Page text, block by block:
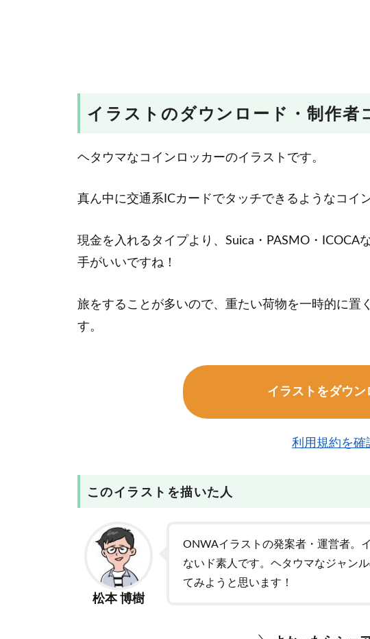
イラストのダウンロード・制作者
ヘタウマなコインロッカーのイラストです。
真ん中に交通系ICカードでタッチできるようなコイ
現金を入れるタイプより、Suica・PASMO・ICOCA
手がいいですね！
旅をすることが多いので、重たい荷物を一時的に置
す。
イラストをダウン
利用規約を確
このイラストを描いた人
松本 博樹
ONWAイラストの発案者・運営者。
ないド素人です。ヘタウマなジャン
てみようと思います！